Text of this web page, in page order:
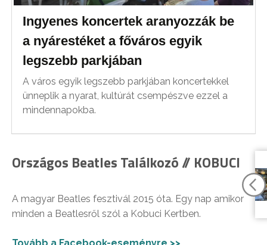
Ingyenes koncertek aranyozzák be
a nyárestéket a főváros egyik
legszebb parkjában
A város egyik legszebb parkjában koncertekkel
ünneplik a nyarat, kultúrát csempészve ezzel a
mindennapokba.
Országos Beatles Találkozó // KOBUCI
A magyar Beatles fesztivál 2015 óta. Egy nap amikor
minden a Beatlesről szól a Kobuci Kertben.